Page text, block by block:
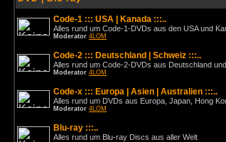
Code-1 ::: USA | Kanada :::..
Alles rund um Code-1-DVDs aus den USA und
Moderator 4LOM
Code-2 ::: Deutschland | Schweiz :::..
Alles rund um Code-2-DVDs aus Deutschland
Moderator 4LOM
Code-x ::: Europa | Asien | Australien :::..
Alles rund um DVDs aus Europa, Japan, Hong
Moderator 4LOM
Blu-ray :::..
Alles rund um Blu-ray Discs aus aller Welt